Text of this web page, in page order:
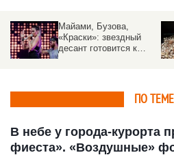
Майами, Бузова,
«Краски»: звездный
десант готовится к
ПО
В небе у города-курорта
фиеста». «Воздушные»